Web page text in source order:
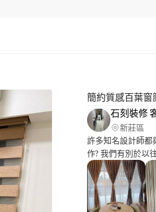
簡約質感百葉窗
石刻裝修
新莊區
許多知名設計師都
作? 我們有別於以往的裝潢產業，傳通裝潢產業並不會依照您
住家風格與顏色搭
到配色給您一個
給您一個不一樣的